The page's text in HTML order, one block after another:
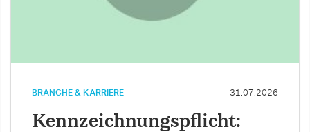
BRANCHE & KARRIERE 31.07.2026
Kennzeichnungspflicht: